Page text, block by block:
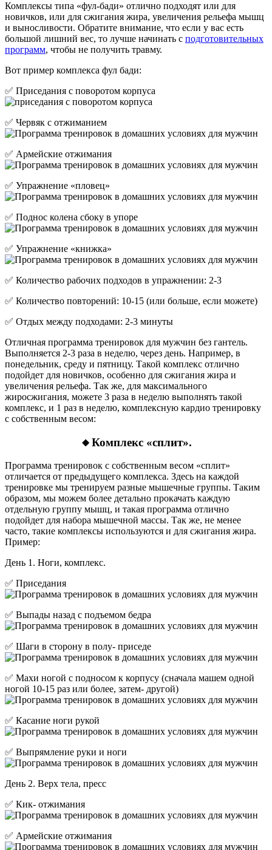
Комплексы типа «фул-бади» отлично подходят или для
новичков, или для сжигания жира, увеличения рельефа мышц
и выносливости. Обратите внимание, что если у вас есть
большой лишний вес, то лучше начинать с подготовительных
программ, чтобы не получить травму.
Вот пример комплекса фул бади:
✅ Приседания с поворотом корпуса
✅ Червяк с отжиманием
✅ Армейские отжимания
✅ Упражнение «пловец»
✅ Поднос колена сбоку в упоре
✅ Упражнение «книжка»
✅ Количество рабочих подходов в упражнении: 2-3
✅ Количество повторений: 10-15 (или больше, если можете)
✅ Отдых между подходами: 2-3 минуты
Отличная программа тренировок для мужчин без гантель.
Выполняется 2-3 раза в неделю, через день. Например, в
понедельник, среду и пятницу. Такой комплекс отлично
подойдет для новичков, особенно для сжигания жира и
увеличения рельефа. Так же, для максимального
жиросжигания, можете 3 раза в неделю выполнять такой
комплекс, и 1 раз в неделю, комплексную кардио тренировку
с собственным весом:
🔸Комплекс «сплит».
Программа тренировок с собственным весом «сплит»
отличается от предыдущего комплекса. Здесь на каждой
тренировке мы тренируем разные мышечные группы. Таким
образом, мы можем более детально прокачать каждую
отдельную группу мышц, и такая программа отлично
подойдет для набора мышечной массы. Так же, не менее
часто, такие комплексы используются и для сжигания жира.
Пример:
День 1. Ноги, комплекс.
✅ Приседания
✅ Выпады назад с подъемом бедра
✅ Шаги в сторону в полу- приседе
✅ Махи ногой с подносом к корпусу (сначала машем одной
ногой 10-15 раз или более, затем- другой)
✅ Касание ноги рукой
✅ Выпрямление руки и ноги
День 2. Верх тела, пресс
✅ Кик- отжимания
✅ Армейские отжимания